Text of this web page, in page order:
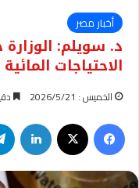
أخبار مصر
د. سويلم:
الاحتياجات
الخميس : 2026/5/21
فيسبوك